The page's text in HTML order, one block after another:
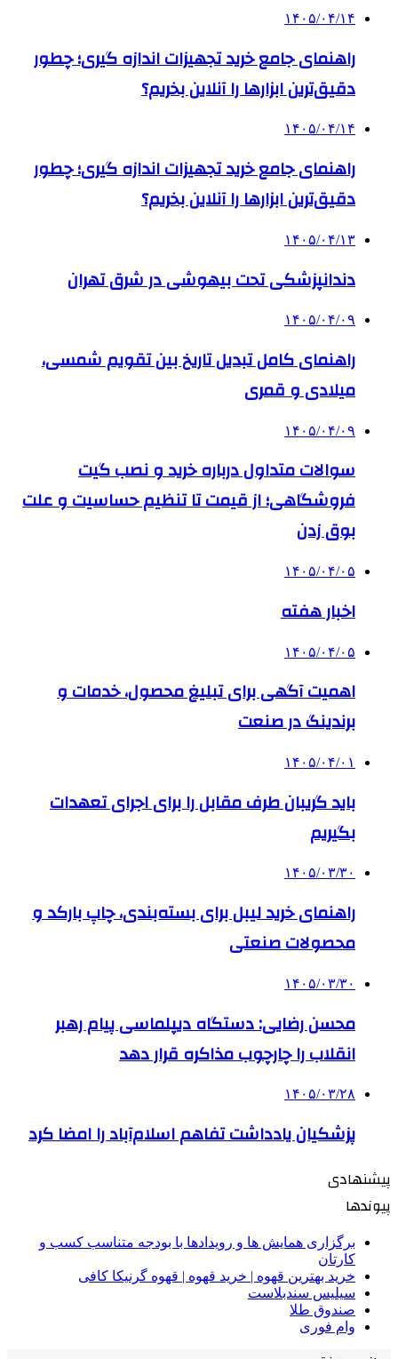
۱۴۰۵/۰۴/۱۴
راهنمای جامع خرید تجهیزات اندازه گیری؛ چطور
دقیق‌ترین ابزارها را آنلاین بخریم؟
۱۴۰۵/۰۴/۱۴
راهنمای جامع خرید تجهیزات اندازه گیری؛ چطور
دقیق‌ترین ابزارها را آنلاین بخریم؟
۱۴۰۵/۰۴/۱۳
دندانپزشکی تحت بیهوشی در شرق تهران
۱۴۰۵/۰۴/۰۹
راهنمای کامل تبدیل تاریخ بین تقویم شمسی،
میلادی و قمری
۱۴۰۵/۰۴/۰۹
سوالات متداول درباره خرید و نصب گیت
فروشگاهی؛ از قیمت تا تنظیم حساسیت و علت
بوق زدن
۱۴۰۵/۰۴/۰۵
اخبار هفته
۱۴۰۵/۰۴/۰۵
اهمیت آگهی برای تبلیغ محصول، خدمات و
برندینگ در صنعت
۱۴۰۵/۰۴/۰۱
باید گریبان طرف مقابل را برای اجرای تعهدات
بگیریم
۱۴۰۵/۰۳/۳۰
راهنمای خرید لیبل برای بسته‌بندی، چاپ بارکد و
محصولات صنعتی
۱۴۰۵/۰۳/۳۰
محسن رضایی: دستگاه دیپلماسی پیام رهبر
انقلاب را چارچوب مذاکره قرار دهد
۱۴۰۵/۰۳/۲۸
پزشکیان یادداشت تفاهم اسلام‌آباد را امضا کرد
پیشنهادی
پیوندها
برگزاری همایش ها و رویدادها با بودجه متناسب کسب و
کارتان
خرید بهترین قهوه | خرید قهوه | قهوه گرنیکا کافی
سیلیس سندبلاست
صندوق طلا
وام فوری